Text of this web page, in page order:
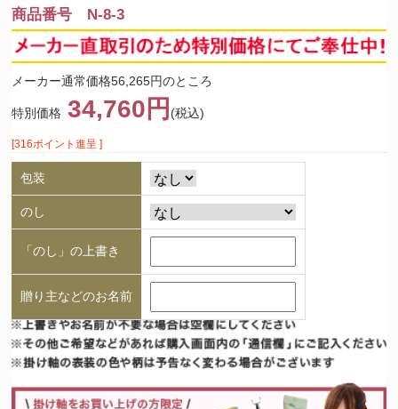
商品番号 N-8-3
メーカー通常価格56,265円のところ
特別価格 34,760円 (税込)
[316ポイント進呈 ]
包装
のし
「のし」の上書き
贈り主などのお名前